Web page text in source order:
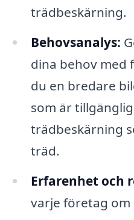
trädbeskärning.
Behovsanalys:
dina behov med
du en bredare
som är
trädbeskärning
träd.
Erfarenhet och
varje företag